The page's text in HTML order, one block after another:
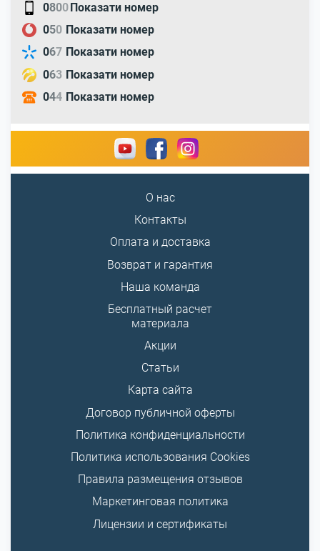
0800Показати номер
050 Показати номер
067 Показати номер
063 Показати номер
044 Показати номер
О нас
Контакты
Оплата и доставка
Возврат и гарантия
Наша команда
Бесплатный расчет
материала
Акции
Статьи
Карта сайта
Договор публичной оферты
Политика конфиденциальности
Политика использования Cookies
Правила размещения отзывов
Маркетинговая политика
Лицензии и сертификаты